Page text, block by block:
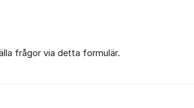
frågor via detta formulär.